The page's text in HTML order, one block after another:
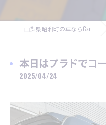
山梨県昭和町の車ならCarLifeSupport C,L,S
本日はプラドでコ
2025/04/24